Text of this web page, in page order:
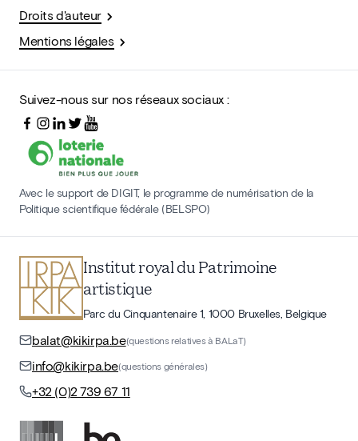
Droits d'auteur
Mentions légales
Suivez-nous sur nos réseaux sociaux :
Avec le support de DIGIT, le programme de numérisation de la
Politique scientifique fédérale (BELSPO)
Institut royal du Patrimoine
artistique
Parc du Cinquantenaire 1, 1000 Bruxelles, Belgique
balat@kikirpa.be(questions relatives à BALaT)
info@kikirpa.be(questions générales)
+32 (0)2 739 67 11